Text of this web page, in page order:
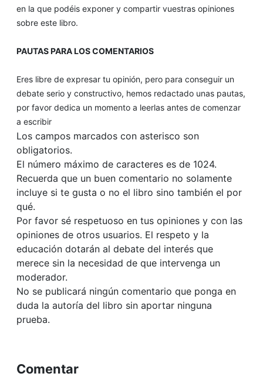
en la que podéis exponer y compartir vuestras opiniones
sobre este libro.
PAUTAS PARA LOS COMENTARIOS
Eres libre de expresar tu opinión, pero para conseguir un
debate serio y constructivo, hemos redactado unas pautas,
por favor dedica un momento a leerlas antes de comenzar
a escribir
Los campos marcados con asterisco son
obligatorios.
El número máximo de caracteres es de 1024.
Recuerda que un buen comentario no solamente
incluye si te gusta o no el libro sino también el por
qué.
Por favor sé respetuoso en tus opiniones y con las
opiniones de otros usuarios. El respeto y la
educación dotarán al debate del interés que
merece sin la necesidad de que intervenga un
moderador.
No se publicará ningún comentario que ponga en
duda la autoría del libro sin aportar ninguna
prueba.
Comentar